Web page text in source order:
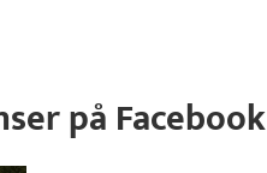
på Facebook